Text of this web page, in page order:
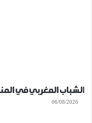
الشباب المغربي في
06/08/2026